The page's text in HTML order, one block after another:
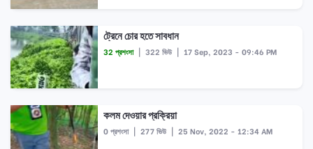
ট্রেনে চোর হতে সাবধান
32 প্রশংসা | 322 ভিউ | 17 Sep, 2023 - 09:46 PM
কলম দেওয়ার প্রক্রিয়া
0 প্রশংসা | 277 ভিউ | 25 Nov, 2022 - 12:34 AM